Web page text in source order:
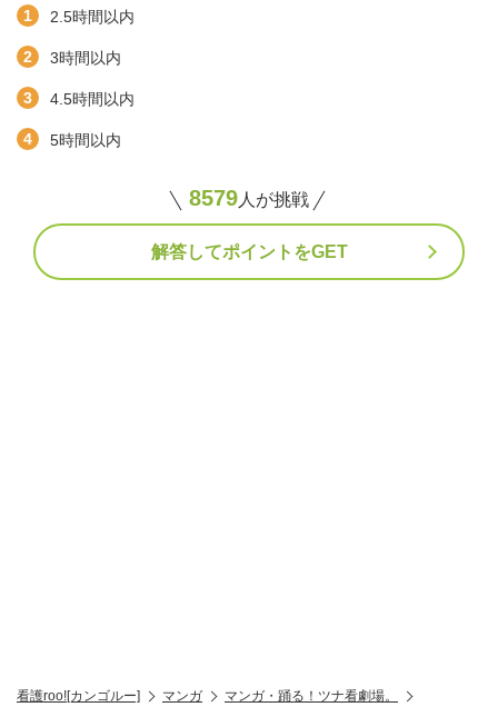
2.5時間以内
3時間以内
4.5時間以内
5時間以内
8579 人が挑戦
解答してポイントをGET
看護roo![カンゴルー] マンガ
マンガ・踊る！ツナ看劇場。